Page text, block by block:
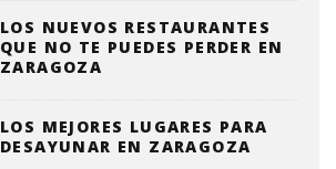
LOS NUEVOS RESTAURANTES
QUE NO TE PUEDES PERDER EN
ZARAGOZA
LOS MEJORES LUGARES PARA
DESAYUNAR EN ZARAGOZA